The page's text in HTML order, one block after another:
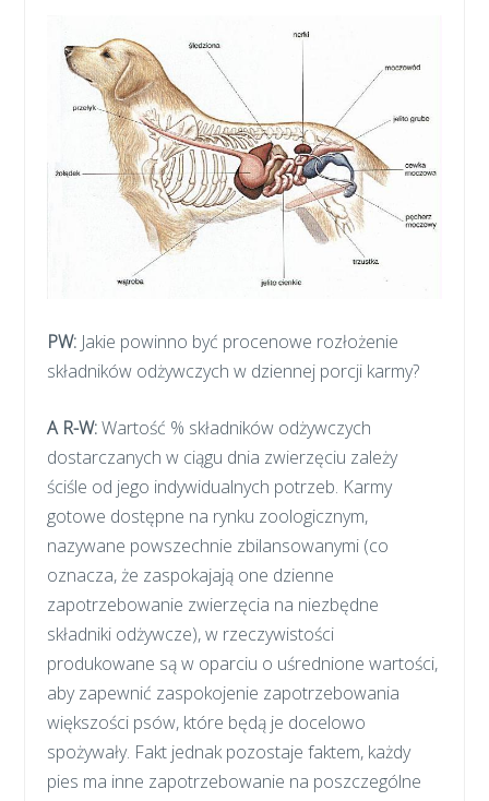
PW: Jakie powinno być procenowe rozłożenie
składników odżywczych w dziennej porcji karmy?
A R-W:Wartość % składników odżywczych
dostarczanych w ciągu dnia zwierzęciu zależy
ściśle od jego indywidualnych potrzeb. Karmy
gotowe dostępne na rynku zoologicznym,
nazywane powszechnie zbilansowanymi (co
oznacza, że zaspokajają one dzienne
zapotrzebowanie zwierzęcia na niezbędne
składniki odżywcze), w rzeczywistości
produkowane są w oparciu o uśrednione wartości,
aby zapewnić zaspokojenie zapotrzebowania
większości psów, które będą je docelowo
spożywały. Fakt jednak pozostaje faktem, każdy
pies ma inne zapotrzebowanie na poszczególne